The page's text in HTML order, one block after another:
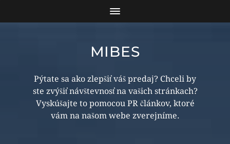
MIBES
Pýtate sa ako zlepšiť váš predaj? Chceli by
ste zvýšiť návštevnosť na vašich stránkach?
Vyskúšajte to pomocou PR článkov, ktoré
vám na našom webe zverejníme.